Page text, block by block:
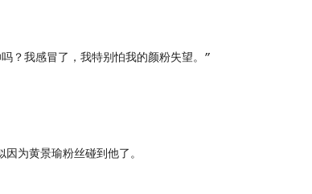
我感冒了，我特别怕我的颜粉失望。”
为黄景瑜粉丝碰到他了。